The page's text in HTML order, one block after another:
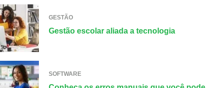
GESTÃO
Gestão escolar aliada a tecnologia
SOFTWARE